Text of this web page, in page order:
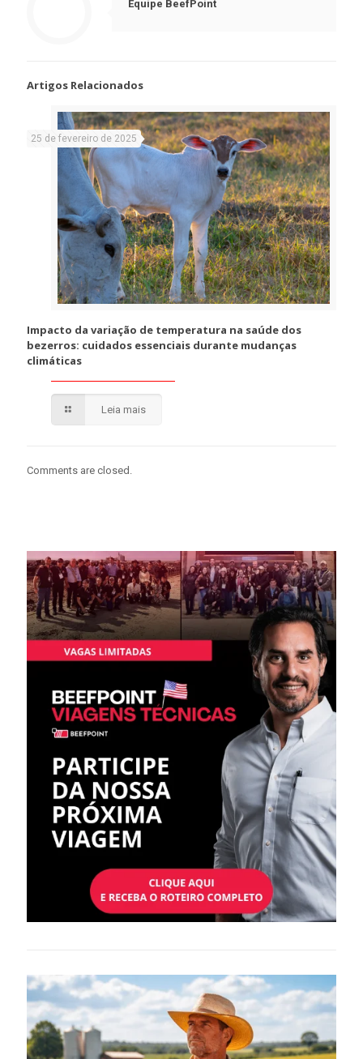
Equipe BeefPoint
Artigos Relacionados
25 de fevereiro de 2025
Impacto da variação de temperatura na saúde dos
bezerros: cuidados essenciais durante mudanças
climáticas
Leia mais
Comments are closed.